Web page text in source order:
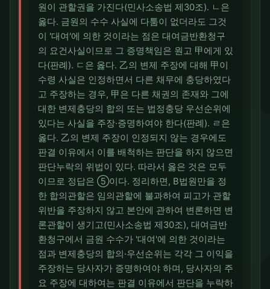
원이 관할권을 가진다(민사소송법 제30조). ㄴ은
옳다. 금원의 수수 사실에 다툼이 없더라도 그것
이 '대여'에 의한 것이라는 점은 대여금반환청구
의 요건사실이므로 그 증명책임은 원고 甲에게 있
다(판례). ㄷ은 옳다. 乙의 변제 주장에 대해 甲이
수령 사실은 인정하면서 다른 채무에 충당하였다
고 주장하는 경우, 甲은 다른 채권의 존재와 그에
대한 변제충당의 합의 또는 법정충당 우선순위에
있다는 사실을 주장·증명하여야 한다(판례). ㄹ은
옳다. 乙의 변제 주장이 인정되지 않는 경우에도
판결 이유에서 이를 배척하는 판단을 하지 않으면
판단누락의 위법이 있다. 따라서 옳은 것은 모두
이므로 정답은 ⑤이다. 정리하면, B법원만을 정
한 합의관할은 임의관할에 불과하여 피고가 관할
위반을 주장하지 않고 본안에 관하여 변론하면 변
론관할이 생기고(민사소송법 제30조), 대여금반
환청구에서 금원 수수가 '대여'에 의한 것이라는
점과 변제충당의 합의·우선순위는 각각 그 이익을
주장하는 당사자가 증명하여야 하며, 당사자의 주
요 주장에 대하여는 판결 이유에서 판단을 누락하